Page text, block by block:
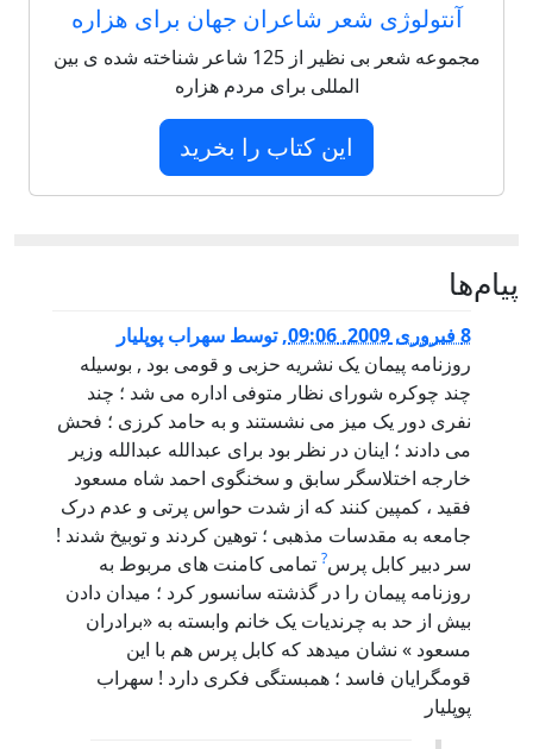
آنتولوژی شعر شاعران جهان برای هزاره
مجموعه شعر بی نظیر از 125 شاعر شناخته شده ی بین
المللی برای مردم هزاره
این کتاب را بخرید
پيام‌ها
8 فبروری 2009, 09:06 ,توسط سهراب پوپليار
روزنامه پيمان يک نشريه حزبی و قومی بود , بوسيله
چند چوکره شورای نظار متوفی اداره می شد ؛ چند
نفری دور يک ميز می نشستند و به حامد کرزی ؛ فحش
می دادند ؛ اينان در نظر بود برای عبدالله عبدالله وزير
خارجه اختلاسگر سابق و سخنگوی احمد شاه مسعود
فقيد ، کمپين کنند که از شدت حواس پرتی و عدم درک
جامعه به مقدسات مذهبی ؛ توهين کردند و توبيخ شدند !
سر دبير کابل پرس? تمامی کامنت های مربوط به
روزنامه پيمان را در گذشته سانسور کرد ؛ ميدان دادن
بيش از حد به چرنديات يک خانم وابسته به «برادران
مسعود » نشان ميدهد که کابل پرس هم با اين
قومگرايان فاسد ؛ همبستگی فکری دارد ! سهراب
پوپليار